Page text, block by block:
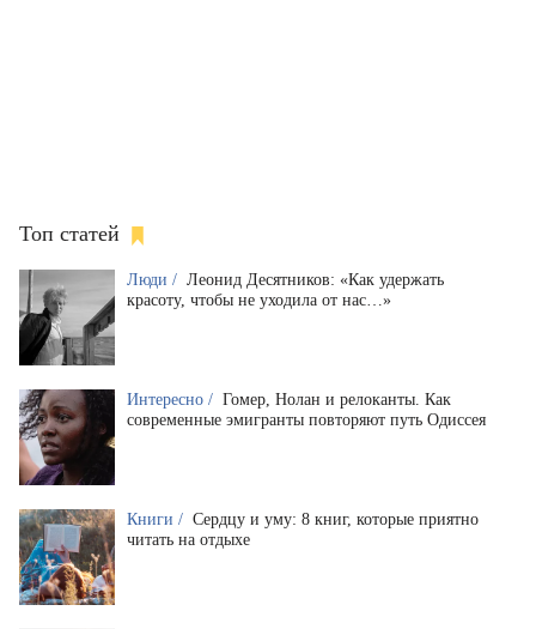
Топ статей
Люди / Леонид Десятников: «Как удержать
красоту, чтобы не уходила от нас…»
Интересно / Гомер, Нолан и релоканты. Как
современные эмигранты повторяют путь Одиссея
Книги / Сердцу и уму: 8 книг, которые приятно
читать на отдыхе